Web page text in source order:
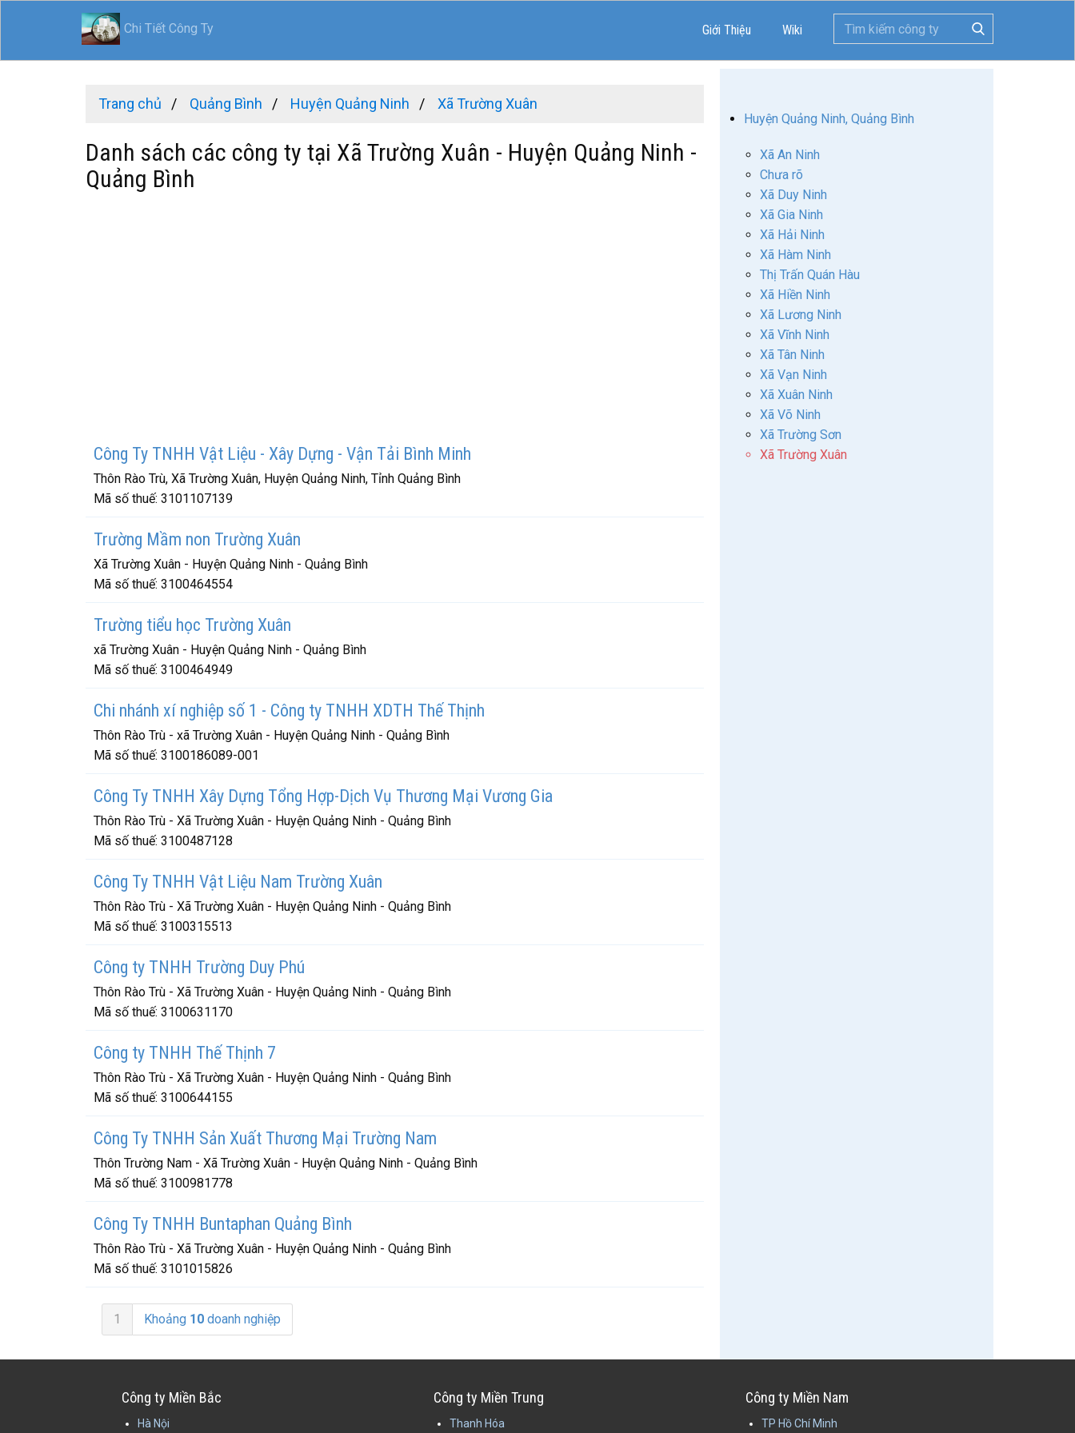
Chi Tiết Công Ty Giới Thiệu Wiki
Trang chủ Quảng Bình Huyện Quảng Ninh Xã Trường Xuân
Danh sách các công ty tại Xã Trường Xuân - Huyện Quảng Ninh -
Quảng Bình
Công Ty TNHH Vật Liệu - Xây Dựng - Vận Tải Bình Minh
Thôn Rào Trù, Xã Trường Xuân, Huyện Quảng Ninh, Tỉnh Quảng Bình
Mã số thuế: 3101107139
Trường Mầm non Trường Xuân
Xã Trường Xuân - Huyện Quảng Ninh - Quảng Bình
Mã số thuế: 3100464554
Trường tiểu học Trường Xuân
xã Trường Xuân - Huyện Quảng Ninh - Quảng Bình
Mã số thuế: 3100464949
Chi nhánh xí nghiệp số 1 - Công ty TNHH XDTH Thế Thịnh
Thôn Rào Trù - xã Trường Xuân - Huyện Quảng Ninh - Quảng Bình
Mã số thuế: 3100186089-001
Công Ty TNHH Xây Dựng Tổng Hợp-Dịch Vụ Thương Mại Vương Gia
Thôn Rào Trù - Xã Trường Xuân - Huyện Quảng Ninh - Quảng Bình
Mã số thuế: 3100487128
Công Ty TNHH Vật Liệu Nam Trường Xuân
Thôn Rào Trù - Xã Trường Xuân - Huyện Quảng Ninh - Quảng Bình
Mã số thuế: 3100315513
Công ty TNHH Trường Duy Phú
Thôn Rào Trù - Xã Trường Xuân - Huyện Quảng Ninh - Quảng Bình
Mã số thuế: 3100631170
Công ty TNHH Thế Thịnh 7
Thôn Rào Trù - Xã Trường Xuân - Huyện Quảng Ninh - Quảng Bình
Mã số thuế: 3100644155
Công Ty TNHH Sản Xuất Thương Mại Trường Nam
Thôn Trường Nam - Xã Trường Xuân - Huyện Quảng Ninh - Quảng Bình
Mã số thuế: 3100981778
Công Ty TNHH Buntaphan Quảng Bình
Thôn Rào Trù - Xã Trường Xuân - Huyện Quảng Ninh - Quảng Bình
Mã số thuế: 3101015826
1 Khoảng 10 doanh nghiệp
Huyện Quảng Ninh, Quảng Bình
Xã An Ninh
Chưa rõ
Xã Duy Ninh
Xã Gia Ninh
Xã Hải Ninh
Xã Hàm Ninh
Thị Trấn Quán Hàu
Xã Hiền Ninh
Xã Lương Ninh
Xã Vĩnh Ninh
Xã Tân Ninh
Xã Vạn Ninh
Xã Xuân Ninh
Xã Võ Ninh
Xã Trường Sơn
Xã Trường Xuân
Công ty Miền Bắc
Hà Nội
Công ty Miền Trung
Thanh Hóa
Công ty Miền Nam
TP Hồ Chí Minh